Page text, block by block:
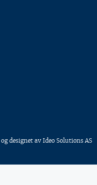
og designet av Ideo Solutions AS